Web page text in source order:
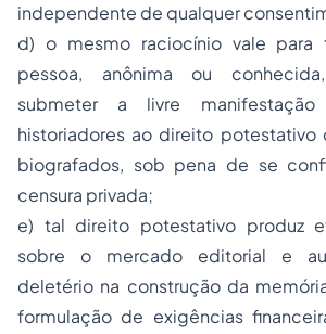
independente de qualquer
d) o mesmo raciocínio vale para
pessoa, anônima ou
submeter a livre
historiadores ao direito potestativo
biografados, sob pena de se
censura privada;
e) tal direito potestativo produz
sobre o mercado editorial e
deletério na construção da
formulação de exigências